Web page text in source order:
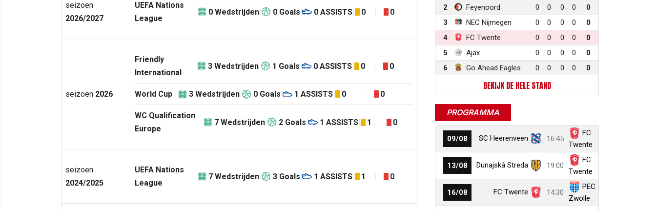
seizoen
2026/2027
UEFA Nations
League
0 Wedstrijden 0 Goals 0 ASSISTS 0 0
seizoen 2026
Friendly
International
3 Wedstrijden 1 Goals 0 ASSISTS 0 0
World Cup 3 Wedstrijden 0 Goals 1 ASSISTS 0 0
WC Qualification
Europe
7 Wedstrijden 2 Goals 1 ASSISTS 1 0
seizoen
2024/2025
UEFA Nations
League
7 Wedstrijden 3 Goals 1 ASSISTS 1 0
2
Feyenoord 0 0 0 0
0
3
NEC Nijmegen 0 0 0 0
0
4
FC Twente 0 0 0 0
0
5
Ajax 0 0 0 0
0
6
Go Ahead Eagles 0 0 0 0 0
BEKIJK DE HELE STAND
PROGRAMMA
09/08 SC Heerenveen 16:45
FC
Twente
13/08 Dunajská Streda 19:00
FC
Twente
16/08 FC Twente 14:30
PEC
Zwolle